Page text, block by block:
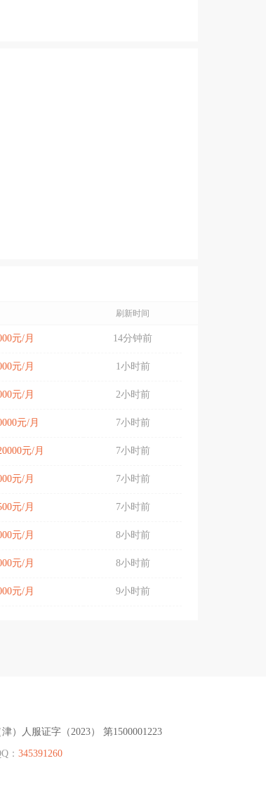
刷新时间
元/月 14分钟前
元/月 1小时前
元/月 2小时前
元/月 7小时前
元/月 7小时前
元/月 7小时前
元/月 7小时前
元/月 8小时前
元/月 8小时前
元/月 9小时前
津）人服证字（2023） 第1500001223
： 345391260